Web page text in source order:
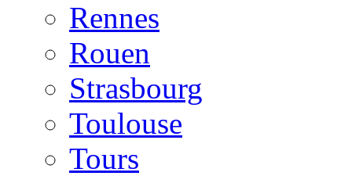
Rennes
Rouen
Strasbourg
Toulouse
Tours